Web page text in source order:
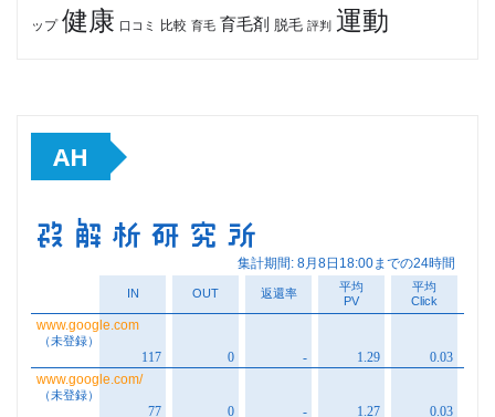
ップ 健康 口コミ 比較 育毛 育毛剤 脱毛 評判 運動
AH